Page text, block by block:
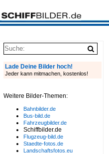
Lade Deine Bilder hoch!
Jeder kann mitmachen, kostenlos!
Weitere Bilder-Themen:
Bahnbilder.de
Bus-bild.de
Fahrzeugbilder.de
Schiffbilder.de
Flugzeug-bild.de
Staedte-fotos.de
Landschaftsfotos.eu